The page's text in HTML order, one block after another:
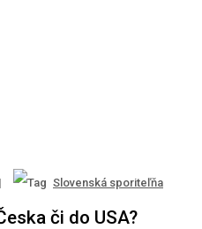
| Slovenská sporiteľňa
či do USA?